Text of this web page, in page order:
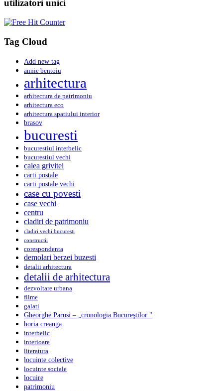
utilizatori unici
Tag Cloud
Add new tag
annie bentoiu
arhitectura
arhitectura de patrimoniu
arhitectura eco
arhitectura spatiului interior
brasov
bucuresti
bucurestiul interbelic
bucurestiul vechi
calea grivitei
carti postale
carti postale vechi
case cu povesti
case vechi
centru
cladiri de patrimoniu
cladiri vechi bucuresti
constructii
corespondenta
demolari berzei buzesti
detalii arhitectura
detalii de arhitectura
dezvoltare urbana
filme
galati
Gheorghe Parusi – „cronologia Bucureştilor "
horia creanga
interbelic
interioare
literatura
locuinte colective
locuinte sociale
locuire
patrimoniu